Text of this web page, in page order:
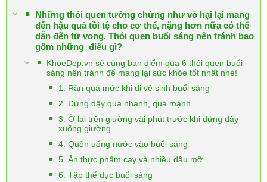
Những thói quen tưởng chừng như vô hại lại mang
đến hậu quả tồi tệ cho cơ thể, nặng hơn nữa có thể
dẫn đến tử vong. Thói quen buổi sáng nên tránh bao
gồm những điều gì?
KhoeDep.vn sẽ cùng bạn điểm qua 6 thói quen buổi
sáng nên tránh để mang lại sức khỏe tốt nhất nhé!
1. Rặn quá mức khi đi vệ sinh buổi sáng
2. Đứng dậy quá nhanh, quá mạnh
3. Ở lại trên giường vài phút trước khi đứng dậy
xuống giường
4. Quên uống nước vào buổi sáng
5. Ăn thực phẩm cay và nhiều dầu mỡ
6. Tập thể dục buổi sáng